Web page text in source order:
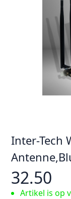
Inter-Tech
32.50
Artikel is op